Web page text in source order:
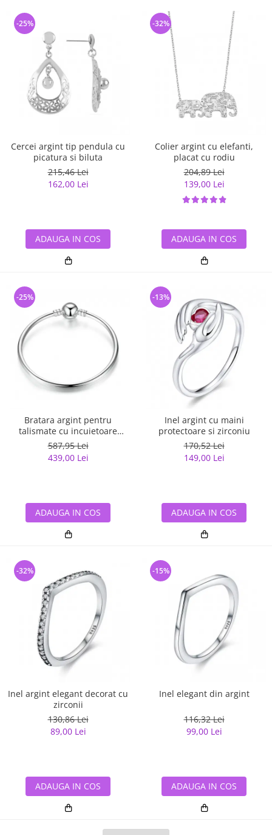
Cercei argint tip pendula cu
picatura si biluta
215,46 Lei
162,00 Lei
-25%
ADAUGA IN COS
Colier argint cu elefanti,
placat cu rodiu
204,89 Lei
139,00 Lei
-32%
ADAUGA IN COS
Bratara argint pentru
talismate cu incuietoare
sferica
587,95 Lei
439,00 Lei
-25%
ADAUGA IN COS
Inel argint cu maini
protectoare si zirconiu
170,52 Lei
149,00 Lei
-13%
ADAUGA IN COS
Inel argint elegant decorat cu
zirconii
130,86 Lei
89,00 Lei
-32%
ADAUGA IN COS
Inel elegant din argint
116,32 Lei
99,00 Lei
-15%
ADAUGA IN COS